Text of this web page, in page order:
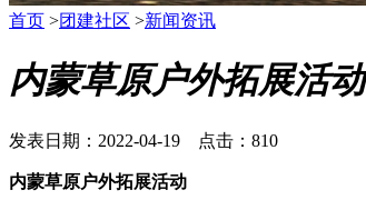
首页 >团建社区 >新闻资讯
内蒙草原户外拓展活动
发表日期：2022-04-19 点击：810
内蒙草原户外拓展活动